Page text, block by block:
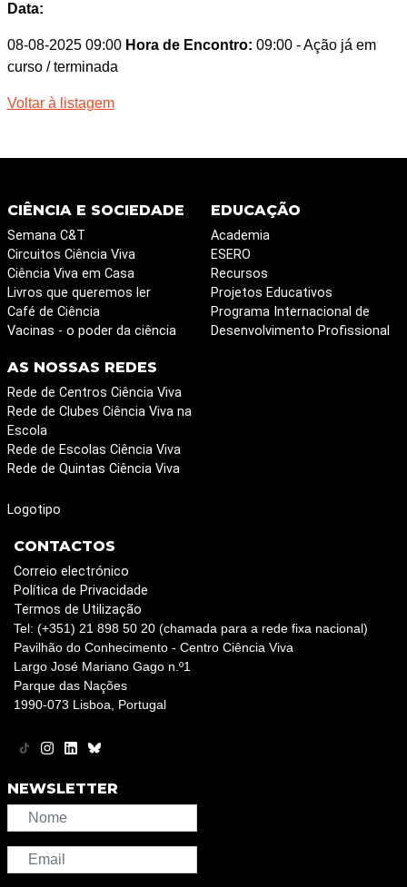
Data:
08-08-2025 09:00 Hora de Encontro: 09:00 - Ação já em
curso / terminada
Voltar à listagem
CIÊNCIA E SOCIEDADE
Semana C&T
Circuitos Ciência Viva
Ciência Viva em Casa
Livros que queremos ler
Café de Ciência
Vacinas - o poder da ciência
EDUCAÇÃO
Academia
ESERO
Recursos
Projetos Educativos
Programa Internacional de
Desenvolvimento Profissional
AS NOSSAS REDES
Rede de Centros Ciência Viva
Rede de Clubes Ciência Viva na
Escola
Rede de Escolas Ciência Viva
Rede de Quintas Ciência Viva
Logotipo
CONTACTOS
Correio electrónico
Política de Privacidade
Termos de Utilização
Tel: (+351) 21 898 50 20 (chamada para a rede fixa nacional)
Pavilhão do Conhecimento - Centro Ciência Viva
Largo José Mariano Gago n.º1
Parque das Nações
1990-073 Lisboa, Portugal
NEWSLETTER